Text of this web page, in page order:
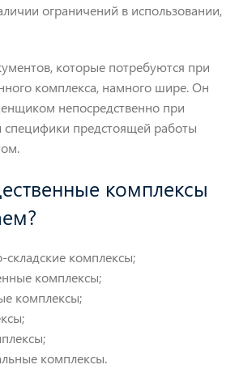
ограничений в использовании,
которые потребуются при
комплекса, намного шире. Он
непосредственно при
предстоящей работы
комплексы
складские комплексы;
комплексы;
комплексы;
комплексы.